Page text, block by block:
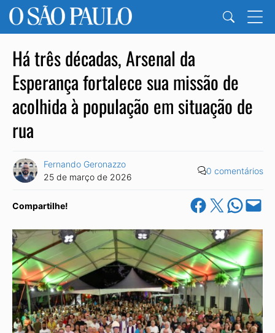
Há três décadas, Arsenal da
Esperança fortalece sua missão de
acolhida à população em situação de
rua
Fernando Geronazzo
25 de março de 2026
0 comentários
Compartilhe! Share on Facebook
Share on X Share on
Email this